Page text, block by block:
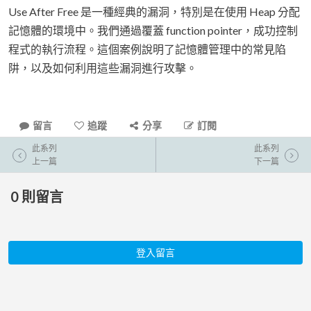
Use After Free 是一種經典的漏洞，特別是在使用 Heap 分配
記憶體的環境中。我們通過覆蓋 function pointer，成功控制
程式的執行流程。這個案例說明了記憶體管理中的常見陷
阱，以及如何利用這些漏洞進行攻擊。
留言 追蹤 分享 訂閱
此系列
上一篇
此系列
下一篇
0 則留言
登入留言